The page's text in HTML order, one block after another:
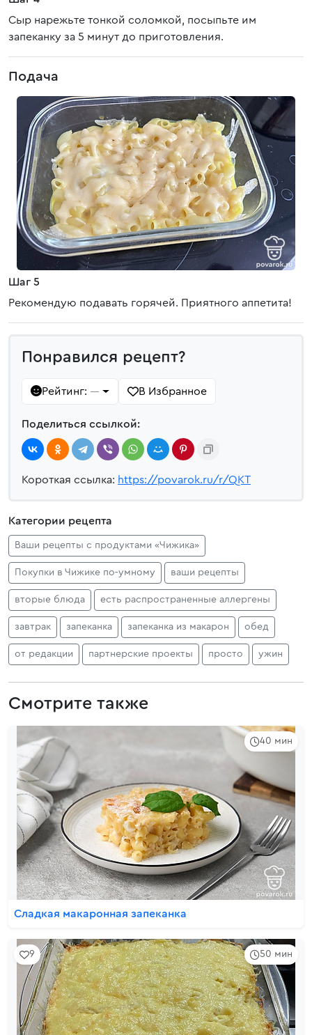
Сыр нарежьте тонкой соломкой, посыпьте им
запеканку за 5 минут до приготовления.
Подача
Шаг 5
Рекомендую подавать горячей. Приятного аппетита!
Понравился рецепт?
Рейтинг: — В Избранное
Поделиться ссылкой:
Короткая ссылка: https://povarok.ru/r/QKT
Категории рецепта
Ваши рецепты с продуктами «Чижика»
Покупки в Чижике по‑умному ваши рецепты
вторые блюда есть распространенные аллергены
завтрак запеканка запеканка из макарон обед
от редакции партнерские проекты просто ужин
Смотрите также
40 мин
Сладкая макаронная запеканка
50 мин
9